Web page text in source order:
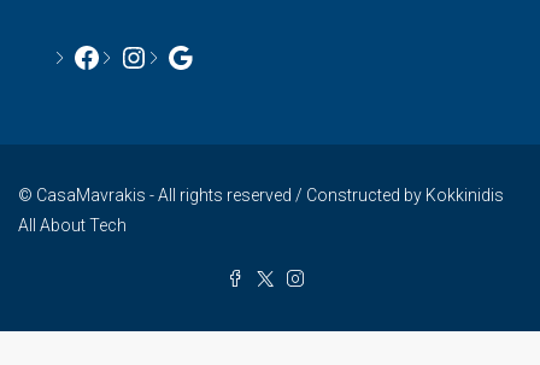
© CasaMavrakis - All rights reserved / Constructed by Kokkinidis
All About Tech